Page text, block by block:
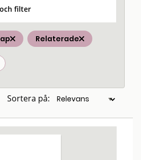
filter
Relaterade
Sortera på: